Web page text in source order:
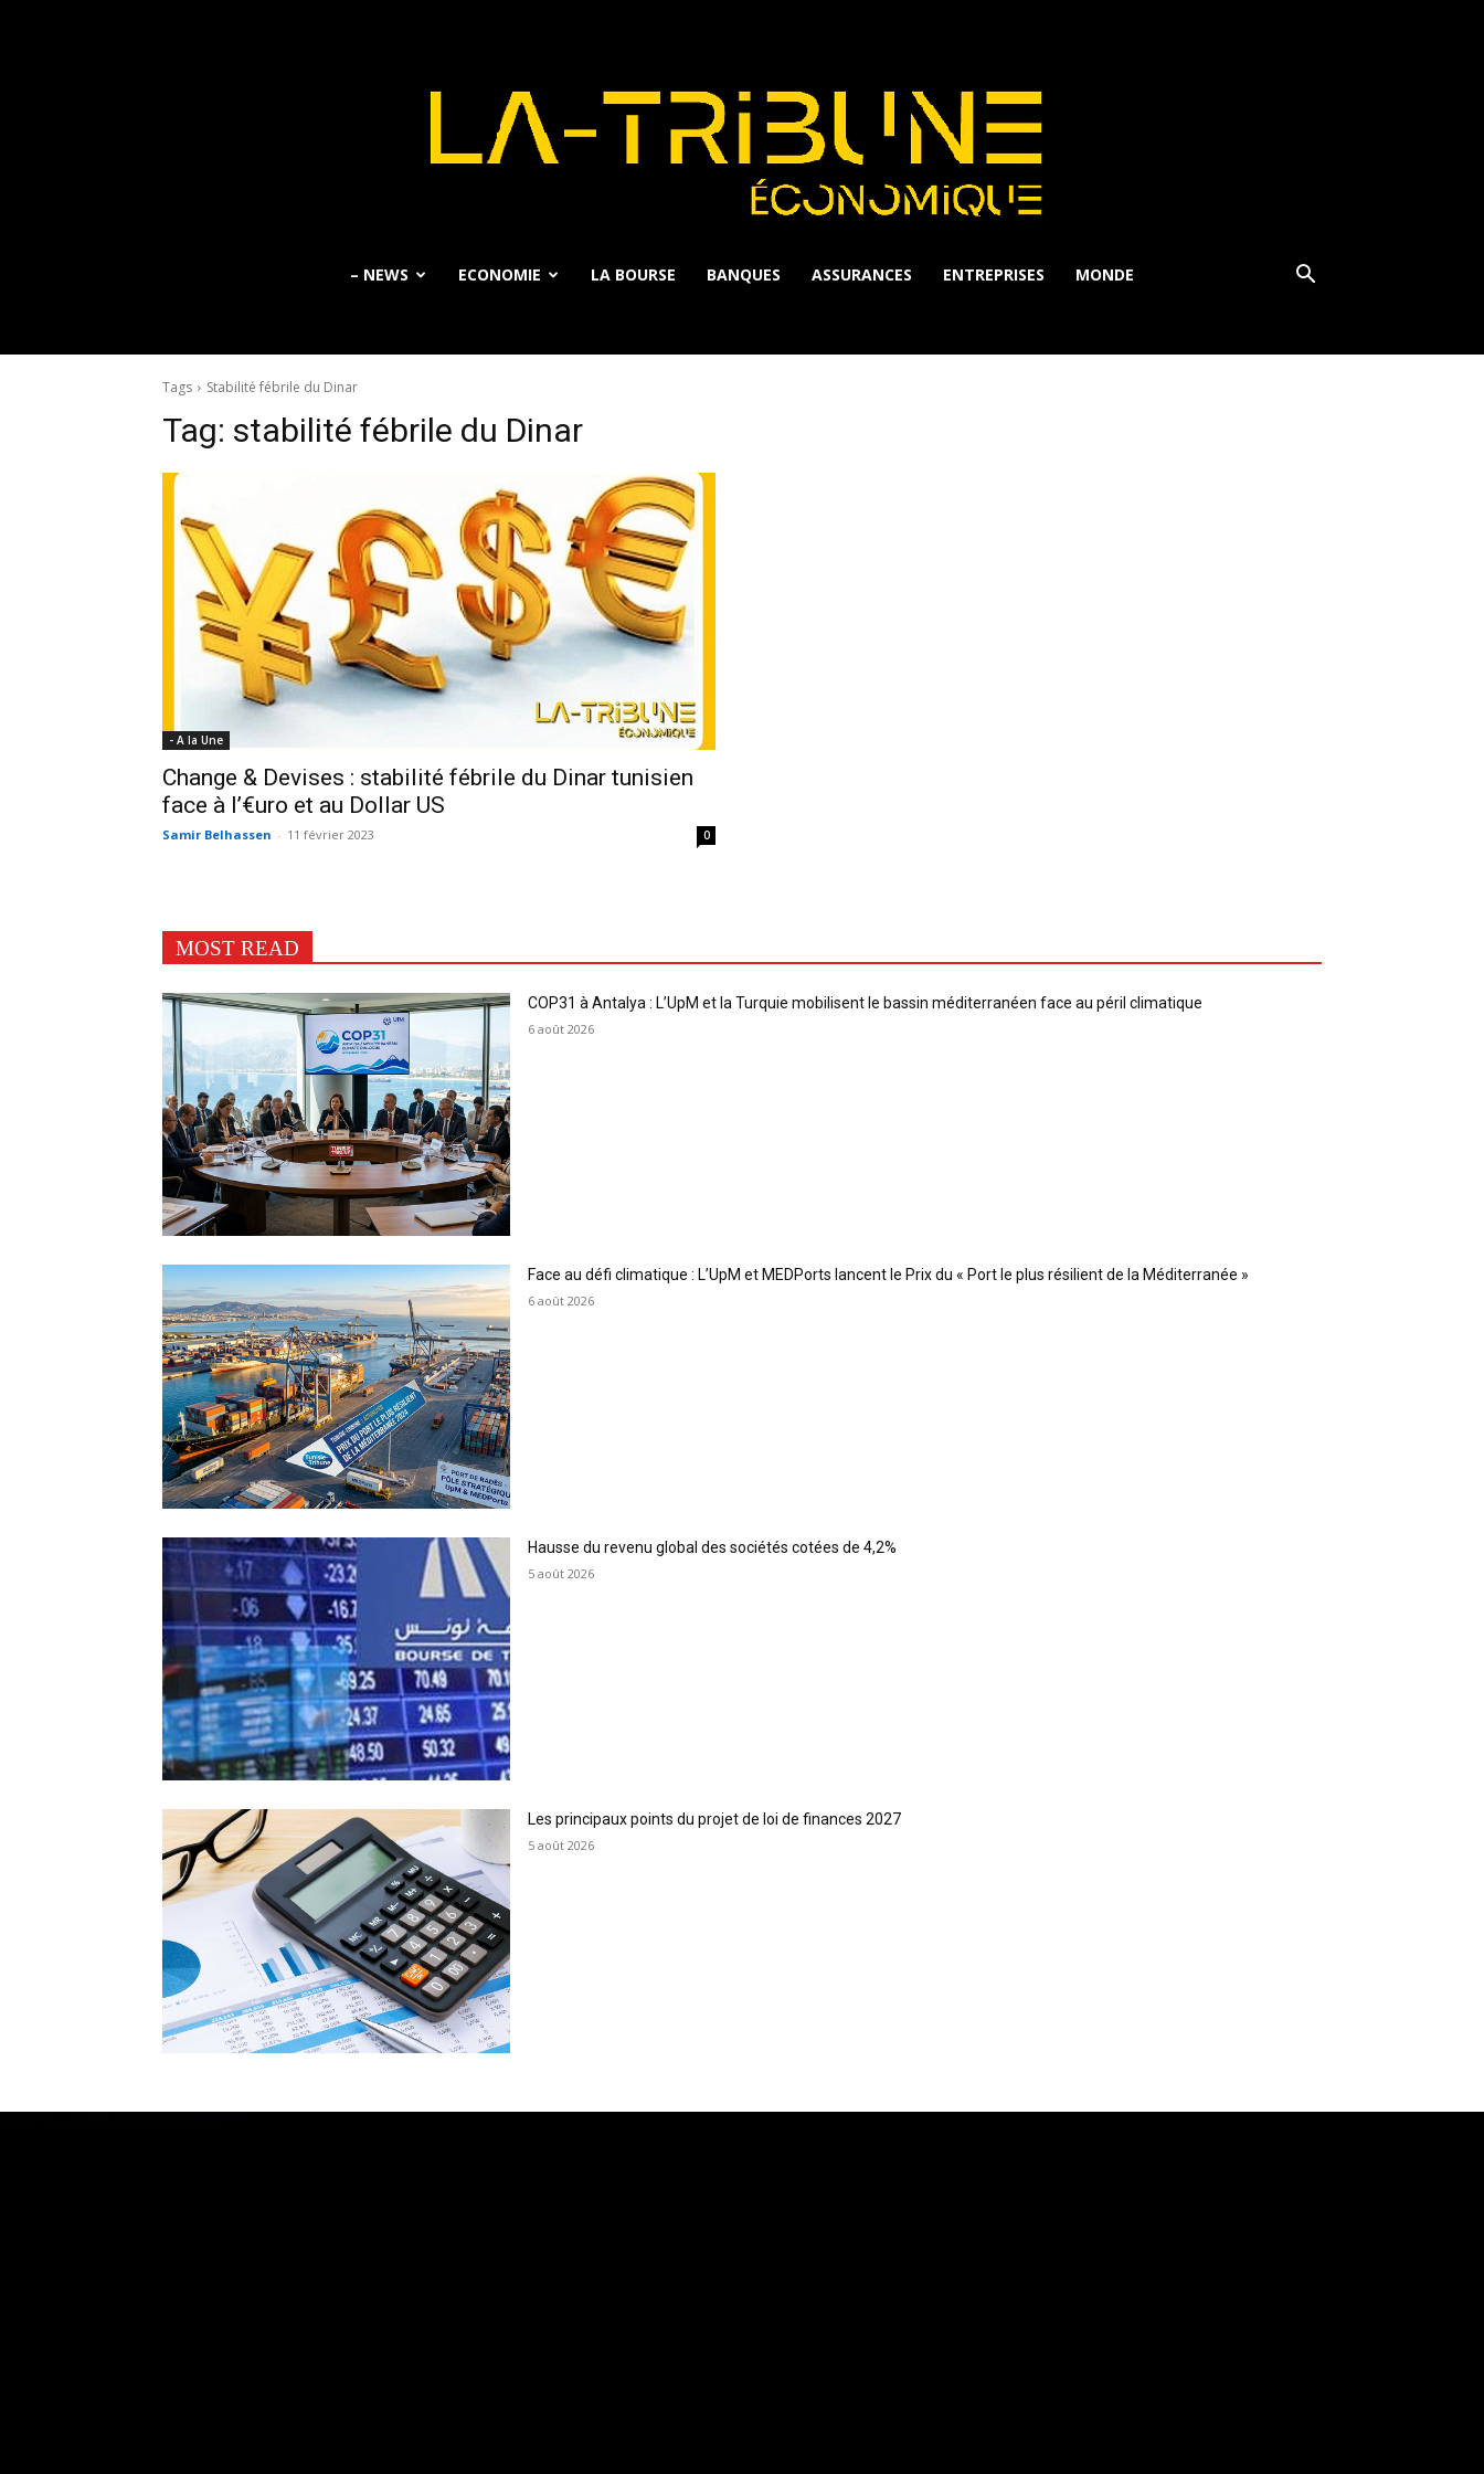
– NEWS ECONOMIE LA BOURSE BANQUES ASSURANCES ENTREPRISES MONDE
Tags Stabilité fébrile du Dinar
Tag: stabilité fébrile du Dinar
- A la Une
Change & Devises : stabilité fébrile du Dinar tunisien
face à l’€uro et au Dollar US
Samir Belhassen - 11 février 2023 0
MOST READ
COP31 à Antalya : L’UpM et la Turquie mobilisent le bassin méditerranéen face au péril climatique
6 août 2026
Face au défi climatique : L’UpM et MEDPorts lancent le Prix du « Port le plus résilient de la Méditerranée »
6 août 2026
Hausse du revenu global des sociétés cotées de 4,2%
5 août 2026
Les principaux points du projet de loi de finances 2027
5 août 2026